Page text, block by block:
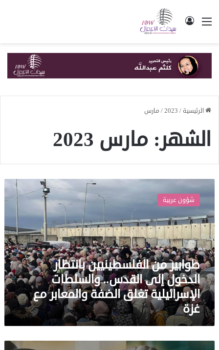
القائمة تسجيل الدخول
الرئيسية/
2023
/ مارس
الشهر: مارس 2023
الفلسطينيين
بانتظار
الدخول
إلى
القدس..
والسلطات
الإسرائيلية
تغلق
الضفة
والمعابر
مع
غزة
شؤون عربية
طوابير من الفلسطينيين بانتظار
الدخول إلى القدس.. والسلطات
الإسرائيلية تغلق الضفة والمعابر مع
غزة